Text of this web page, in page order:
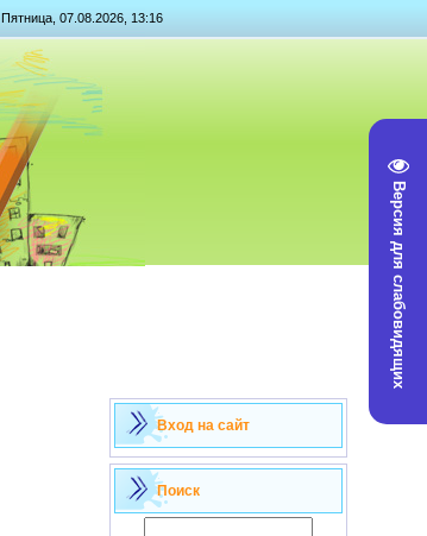
Версия для слабовидящих
Пятница, 07.08.2026, 13:16
Вход на сайт
Поиск